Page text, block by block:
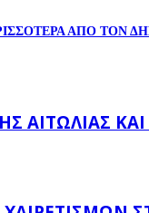
ΑΠΟ ΤΟΝ
ΑΙΤΩΛΊΑΣ